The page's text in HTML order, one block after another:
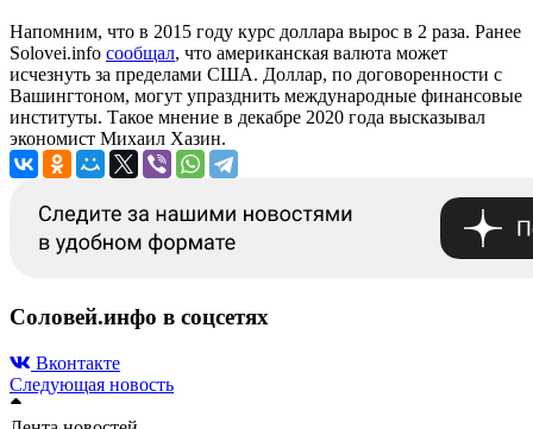
Напомним, что в 2015 году курс доллара вырос в 2 раза. Ранее
Solovei.info сообщал, что американская валюта может
исчезнуть за пределами США. Доллар, по договоренности с
Вашингтоном, могут упразднить международные финансовые
институты. Такое мнение в декабре 2020 года высказывал
экономист Михаил Хазин.
Соловей.инфо в соцсетях
Вконтакте
Следующая новость